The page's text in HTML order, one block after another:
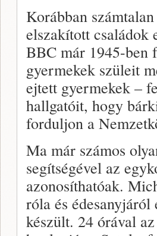
Korábban
elszakított családok
BBC már 1945-ben
gyermekek szüleit
ejtett gyermekek –
hallgatóit, hogy
forduljon a
Ma már számos
segítségével az
azonosíthatóak.
róla és
készült. 24 órával